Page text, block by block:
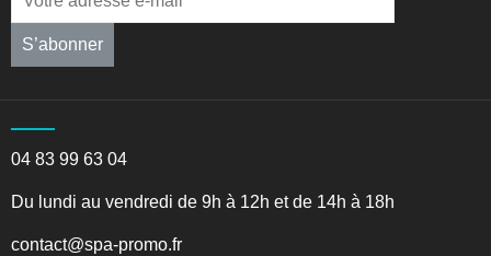
S’abonner
04 83 99 63 04
Du lundi au vendredi de 9h à 12h et de 14h à 18h
contact@spa-promo.fr